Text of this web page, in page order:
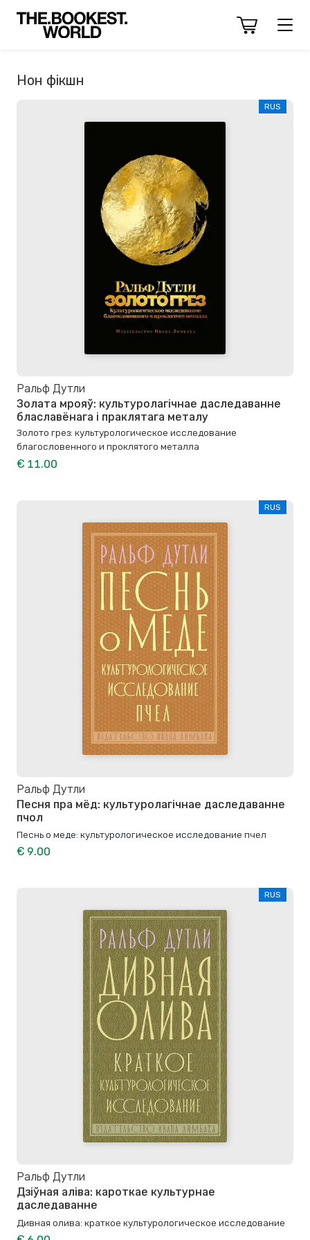
Нон фікшн
RUS
Ральф Дутли
Золата мрояў: культуролагічнае даследаванне
блаславёнага і праклятага металу
Золото грез: культурологическое исследование
благословенного и проклятого металла
€ 11.00
RUS
Ральф Дутли
Песня пра мёд: культуролагічнае даследаванне
пчол
Песнь о меде: культурологическое исследование пчел
€ 9.00
RUS
Ральф Дутли
Дзіўная аліва: кароткае культурнае
даследаванне
Дивная олива: краткое культурологическое исследование